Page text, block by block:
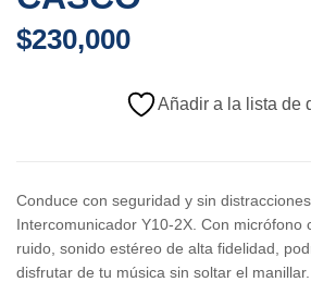
$230,000
Conduce con seguridad y sin
Intercomunicador Y10-2X. Con micrófono
ruido, sonido estéreo de alta fidelidad,
disfrutar de tu música sin soltar el
Añadir a la lista de